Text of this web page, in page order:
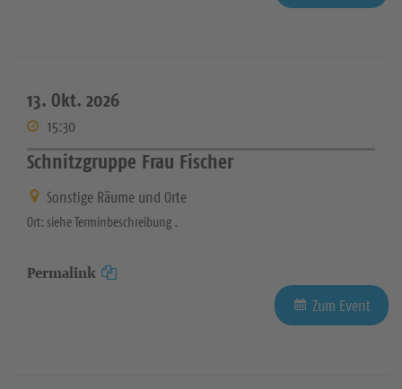
13. Okt. 2026
15:30
Schnitzgruppe Frau Fischer
Sonstige Räume und Orte
Ort: siehe Terminbeschreibung .
Permalink
Zum Event